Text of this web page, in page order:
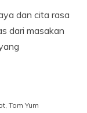
dan cita rasa
dari masakan
, Tom Yum